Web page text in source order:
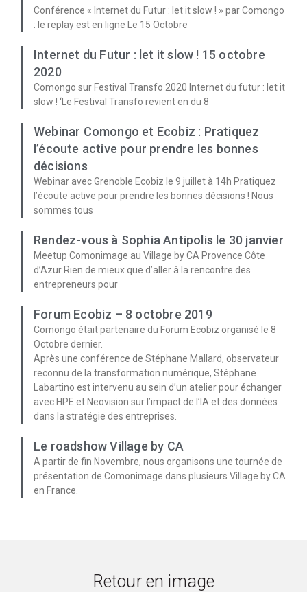
Conférence « Internet du Futur : let it slow ! » par Comongo
: le replay est en ligne Le 15 Octobre
Internet du Futur : let it slow ! 15 octobre
2020
Comongo sur Festival Transfo 2020 Internet du futur : let it
slow ! ‘Le Festival Transfo revient en du 8
Webinar Comongo et Ecobiz : Pratiquez
l’écoute active pour prendre les bonnes
décisions
Webinar avec Grenoble Ecobiz le 9 juillet à 14h Pratiquez
l’écoute active pour prendre les bonnes décisions ! Nous
sommes tous
Rendez-vous à Sophia Antipolis le 30 janvier
Meetup Comonimage au Village by CA Provence Côte
d’Azur Rien de mieux que d’aller à la rencontre des
entrepreneurs pour
Forum Ecobiz – 8 octobre 2019
Comongo était partenaire du Forum Ecobiz organisé le 8
Octobre dernier.
Après une conférence de Stéphane Mallard, observateur
reconnu de la transformation numérique, Stéphane
Labartino est intervenu au sein d’un atelier pour échanger
avec HPE et Neovision sur l’impact de l’IA et des données
dans la stratégie des entreprises.
Le roadshow Village by CA
A partir de fin Novembre, nous organisons une tournée de
présentation de Comonimage dans plusieurs Village by CA
en France.
Retour en image